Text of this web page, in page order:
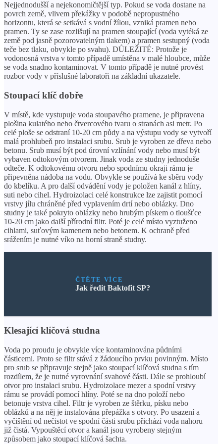
Nejjednodušší a nejekonomičtější typ. Pokud se voda dostane na
povrch země, vlivem překážky v podobě nepropustného
horizontu, která se setkává s vodní žílou, vzniká pramen nebo
pramen. Ty se zase rozlišují na pramen stoupající (voda vytéká ze
země pod jasně pozorovatelným tlakem) a pramen sestupný (voda
teče bez tlaku, obvykle po svahu). DŮLEŽITÉ: Protože je
vodonosná vrstva v tomto případě umístěna v malé hloubce, může
se voda snadno kontaminovat. V tomto případě je nutné provést
rozbor vody v příslušné laboratoři na základní ukazatele.
Stoupací klíč dobře
V místě, kde vystupuje voda stoupavého pramene, je připravena
plošina kulatého nebo čtvercového tvaru o stranách asi metr. Po
celé ploše se odstraní 10-20 cm půdy a na výstupu vody se vytvoří
malá prohlubeň pro instalaci srubu. Srub je vyroben ze dřeva nebo
betonu. Srub musí být pod úrovní vzlínání vody nebo musí být
vybaven odtokovým otvorem. Jinak voda ze studny jednoduše
odteče. K odtokovému otvoru nebo spodnímu okraji rámu je
připevněna nádoba na vodu. Obvykle se používá ke sběru vody
do kbelíku. A pro další odvádění vody je položen kanál z hlíny,
suti nebo cihel. Hydroizolaci celé konstrukce lze zajistit pomocí
vrstvy jílu chráněné před vyplavením drtí nebo oblázky. Dno
studny je také pokryto oblázky nebo hrubým pískem o tloušťce
10-20 cm jako další přírodní filtr. Poté je celé místo vyztuženo
cihlami, suťovým kamenem nebo betonem. K ochraně před
srážením je nutné víko na horní straně studny.
ČTĚTE VÍCE
Jak ředit Baktofit SP?
Klesající klíčová studna
Voda po proudu je obvykle více kontaminována půdními
částicemi. Proto se filtr stává z žádoucího prvku povinným. Místo
pro srub se připravuje stejně jako stoupací klíčová studna s tím
rozdílem, že je nutné vyrovnání svahové části. Dále se prohloubí
otvor pro instalaci srubu. Hydroizolace mezer a spodní vrstvy
rámu se provádí pomocí hlíny. Poté se na dno položí nebo
betonuje vrstva cihel. Filtr je vyroben ze štěrku, písku nebo
oblázků a na něj je instalována přepážka s otvory. Po usazení a
vyčištění od nečistot ve spodní části srubu přichází voda nahoru
již čistá. Vypouštěcí otvor a kanál jsou vyrobeny stejným
způsobem jako stoupací klíčová šachta.